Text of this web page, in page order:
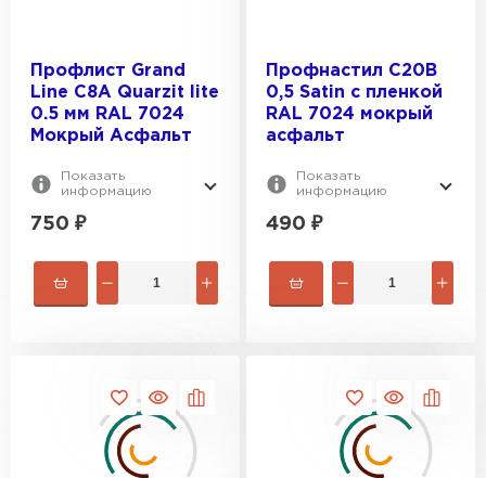
Профлист Grand
Line C8A Quarzit lite
0.5 мм RAL 7024
Мокрый Асфальт
Показать
информацию
750 ₽
Профнастил С20В
0,5 Satin с пленкой
RAL 7024 мокрый
асфальт
Показать
информацию
490 ₽